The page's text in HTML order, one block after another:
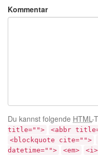
Kommentar
Du kannst folgende HTML-
title="">
<abbr
<blockquote cite="">
datetime="">
<em> <i>